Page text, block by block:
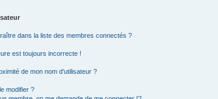
dans la liste des membres connectés ?
est toujours incorrecte !
de mon nom d’utilisateur ?
modifier ?